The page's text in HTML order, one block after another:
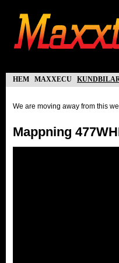
hem maxxecu
We are moving away from this
Mappning